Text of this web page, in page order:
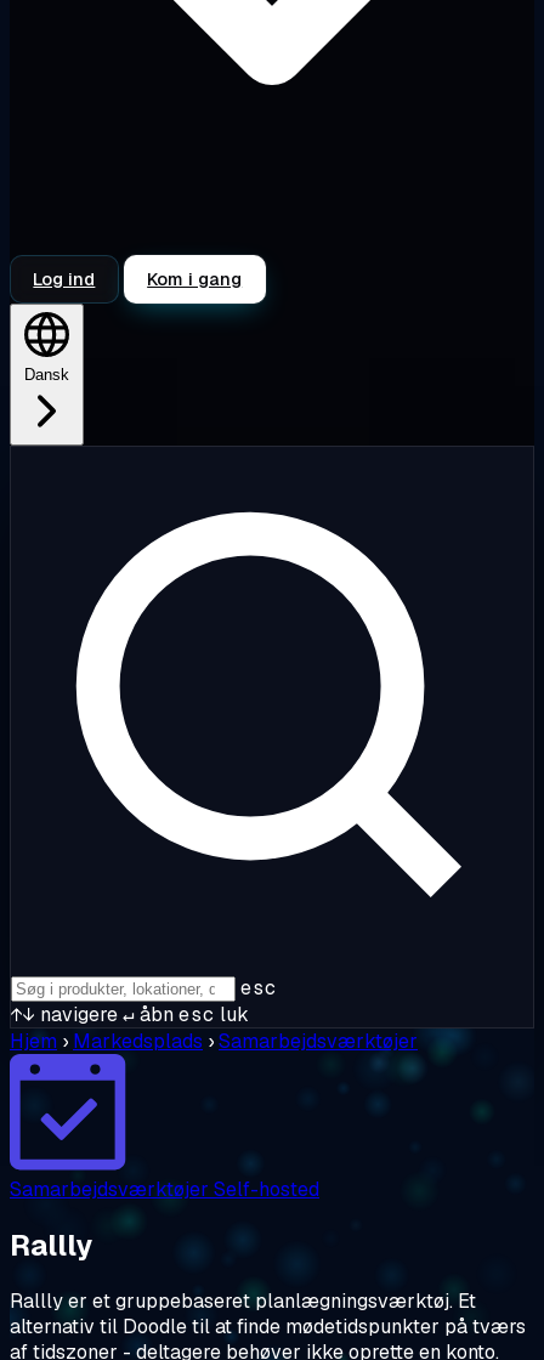
Log ind Kom i gang
Dansk
esc
↑↓ navigere↵åbnesc luk
Hjem › Markedsplads ›Samarbejdsværktøjer
Samarbejdsværktøjer Self-hosted
Rallly
Rallly er et gruppebaseret planlægningsværktøj. Et
alternativ til Doodle til at finde mødetidspunkter på tværs
af tidszoner - deltagere behøver ikke oprette en konto.